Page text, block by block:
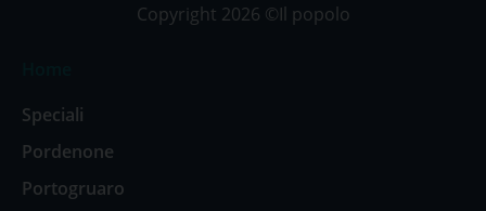
Copyright 2026 ©Il popolo
Speciali
Pordenone
Portogruaro